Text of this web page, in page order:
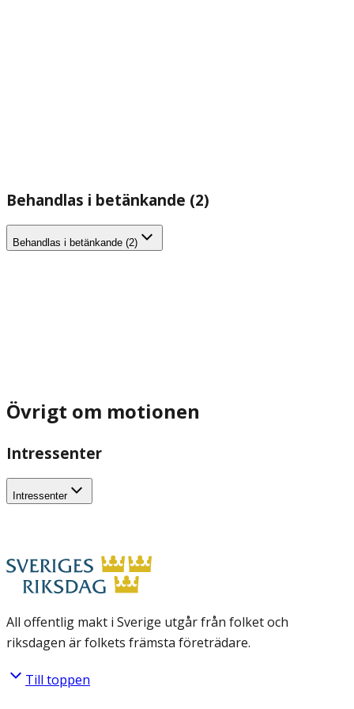
Behandlas i betänkande (2)
Behandlas i betänkande (2)
Övrigt om motionen
Intressenter
Intressenter
All offentlig makt i Sverige utgår från folket och
riksdagen är folkets främsta företrädare.
Till toppen